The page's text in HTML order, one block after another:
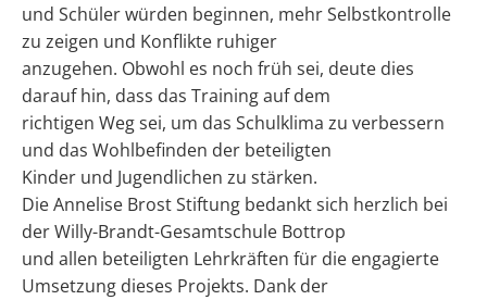
und Schüler würden beginnen, mehr Selbstkontrolle
zu zeigen und Konflikte ruhiger
anzugehen. Obwohl es noch früh sei, deute dies
darauf hin, dass das Training auf dem
richtigen Weg sei, um das Schulklima zu verbessern
und das Wohlbefinden der beteiligten
Kinder und Jugendlichen zu stärken.
Die Annelise Brost Stiftung bedankt sich herzlich bei
der Willy-Brandt-Gesamtschule Bottrop
und allen beteiligten Lehrkräften für die engagierte
Umsetzung dieses Projekts. Dank der